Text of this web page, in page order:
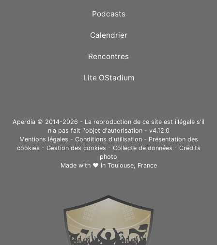
Podcasts
Calendrier
Rencontres
Lite OStadium
Aperdia © 2014-2026 - La reproduction de ce site est illégale s'il
n'a pas fait l'objet d'autorisation - v4.12.0
Mentions légales - Conditions d'utilisation- Présentation des
cookies - Gestion des cookies - Collecte de données - Crédits
photo
Made with ❤ in Toulouse, France